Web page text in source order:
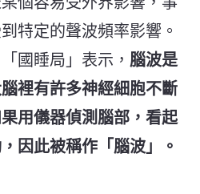
特定的聲波頻率影響。
國睡局」表示， 腦波是
裡有許多神經細胞不斷
用儀器偵測腦部，看起
因此被稱作「腦波」。